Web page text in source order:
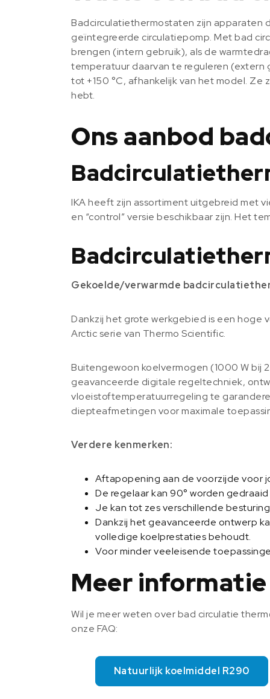
Badcirculatiethermostaten zijn apparaten
geïntegreerde circulatiepomp. Met bad
brengen (intern gebruik), als de
temperatuur daarvan te reguleren (extern
tot +150 °C, afhankelijk van het model.
hebt.
Ons aanbod
IKA heeft zijn assortiment uitgebreid met
en “control” versie beschikbaar zijn. Het
Gekoelde/verwarmde
Dankzij het grote werkgebied is een
Arctic serie van Thermo Scientific.
Buitengewoon koelvermogen (1000 W
geavanceerde digitale regeltechniek,
vloeistoftemperatuurregeling te
diepteafmetingen voor maximale
Verdere kenmerken:
Aftapopening aan de voorzijde voor
De regelaar kan 90° worden
Je kan tot zes verschillende
Dankzij het geavanceerde ontwerp
volledige koelprestaties behoudt.
Voor minder veeleisende
Meer
Wil je meer weten over bad circulatie
onze FAQ:
Natuurlijk koelmiddel R290